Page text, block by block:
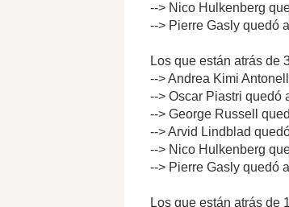
--> Nico Hulkenberg
--> Pierre Gasly quedó
Los que están atrás de
--> Andrea Kimi
--> Oscar Piastri quedó
--> George Russell
--> Arvid Lindblad
--> Nico Hulkenberg
--> Pierre Gasly quedó
Los que están atrás de